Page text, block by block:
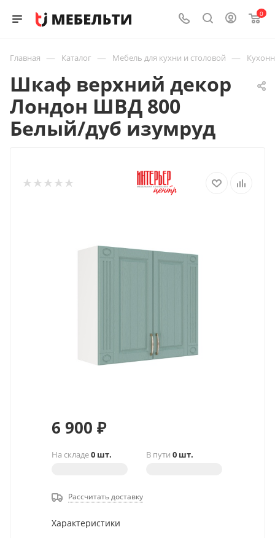
0
Главная — Каталог — Мебель для кухни и столовой —
Шкаф верхний декор
Лондон ШВД 800
Белый/дуб изумруд
6 900 ₽
На складе0 шт. В пути 0 шт.
Рассчитать доставку
Характеристики